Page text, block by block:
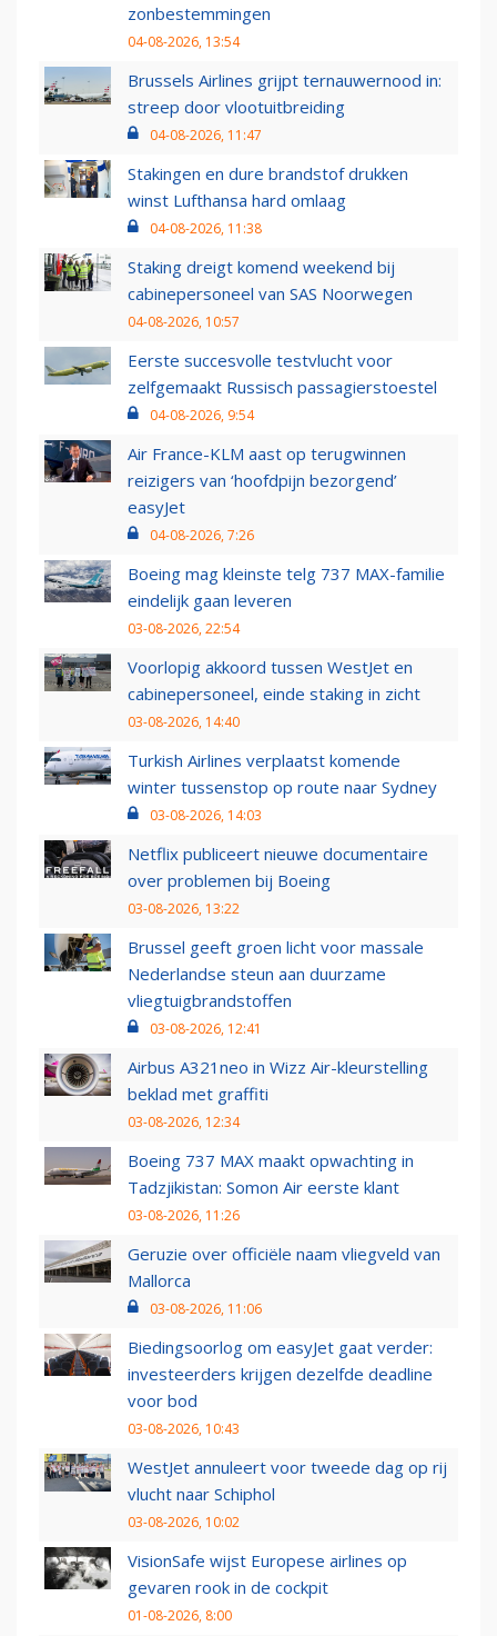
zonbestemmingen
04-08-2026, 13:54
Brussels Airlines grijpt ternauwernood in:
streep door vlootuitbreiding
04-08-2026, 11:47
Stakingen en dure brandstof drukken
winst Lufthansa hard omlaag
04-08-2026, 11:38
Staking dreigt komend weekend bij
cabinepersoneel van SAS Noorwegen
04-08-2026, 10:57
Eerste succesvolle testvlucht voor
zelfgemaakt Russisch passagierstoestel
04-08-2026, 9:54
Air France-KLM aast op terugwinnen
reizigers van ‘hoofdpijn bezorgend’
easyJet
04-08-2026, 7:26
Boeing mag kleinste telg 737 MAX-familie
eindelijk gaan leveren
03-08-2026, 22:54
Voorlopig akkoord tussen WestJet en
cabinepersoneel, einde staking in zicht
03-08-2026, 14:40
Turkish Airlines verplaatst komende
winter tussenstop op route naar Sydney
03-08-2026, 14:03
Netflix publiceert nieuwe documentaire
over problemen bij Boeing
03-08-2026, 13:22
Brussel geeft groen licht voor massale
Nederlandse steun aan duurzame
vliegtuigbrandstoffen
03-08-2026, 12:41
Airbus A321neo in Wizz Air-kleurstelling
beklad met graffiti
03-08-2026, 12:34
Boeing 737 MAX maakt opwachting in
Tadzjikistan: Somon Air eerste klant
03-08-2026, 11:26
Geruzie over officiële naam vliegveld van
Mallorca
03-08-2026, 11:06
Biedingsoorlog om easyJet gaat verder:
investeerders krijgen dezelfde deadline
voor bod
03-08-2026, 10:43
WestJet annuleert voor tweede dag op rij
vlucht naar Schiphol
03-08-2026, 10:02
VisionSafe wijst Europese airlines op
gevaren rook in de cockpit
01-08-2026, 8:00